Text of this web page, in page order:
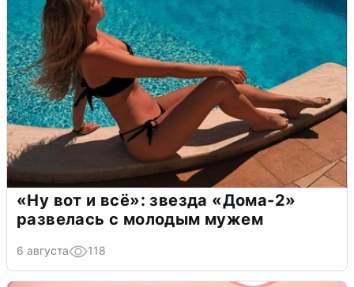
«Ну вот и всё»: звезда «Дома-2»
развелась с молодым мужем
6 августа 118